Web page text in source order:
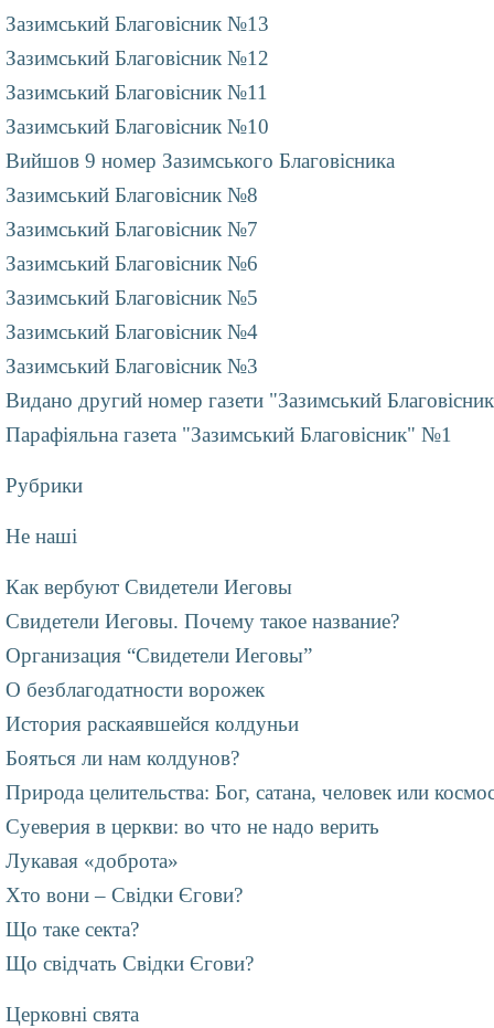
Зазимський Благовісник №13
Зазимський Благовісник №12
Зазимський Благовісник №11
Зазимський Благовісник №10
Вийшов 9 номер Зазимського Благовісника
Зазимський Благовісник №8
Зазимський Благовісник №7
Зазимський Благовісник №6
Зазимський Благовісник №5
Зазимський Благовісник №4
Зазимський Благовісник №3
Видано другий номер газети "Зазимський
Парафіяльна газета "Зазимський Благовісник" №1
Рубрики
Не наші
Как вербуют Свидетели Иеговы
Свидетели Иеговы. Почему такое название?
Организация “Свидетели Иеговы”
О безблагодатности ворожек
История раскаявшейся колдуньи
Бояться ли нам колдунов?
Природа целительства: Бог, сатана, человек или
Суеверия в церкви: во что не надо верить
Лукавая «доброта»
Хто вони – Свідки Єгови?
Що таке секта?
Що свідчать Свідки Єгови?
Церковні свята